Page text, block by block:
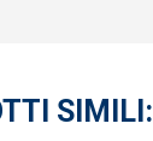
SIMILI: